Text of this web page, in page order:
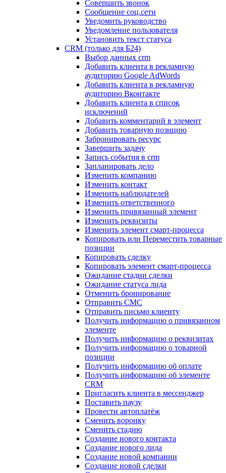
Совершить звонок
Сообщение соц.сети
Уведомить руководство
Уведомление пользователя
Установить текст статуса
CRM (только для Б24)
Выбор данных crm
Добавить клиента в рекламную
аудиторию Google AdWords
Добавить клиента в рекламную
аудиторию Вконтакте
Добавить клиента в список
исключений
Добавить комментарий в элемент
Добавить товарную позицию
Забронировать ресурс
Завершить задачу
Запись события в crm
Запланировать дело
Изменить компанию
Изменить контакт
Изменить наблюдателей
Изменить ответственного
Изменить привязанный элемент
Изменить реквизиты
Изменить элемент смарт-процесса
Копировать или Переместить товарные
позиции
Копировать сделку
Копировать элемент смарт-процесса
Ожидание стадии сделки
Ожидание статуса лида
Отменить бронирование
Отправить СМС
Отправить письмо клиенту
Получить информацию о привязанном
элементе
Получить информацию о реквизитах
Получить информацию о товарной
позиции
Получить информацию об оплате
Получить информацию об элементе
CRM
Пригласить клиента в мессенджер
Поставить паузу
Провести автоплатёж
Сменить воронку
Сменить стадию
Создание нового контакта
Создание нового лида
Создание новой компании
Создание новой сделки